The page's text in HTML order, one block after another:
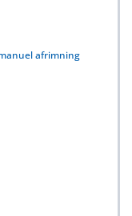
afrimning